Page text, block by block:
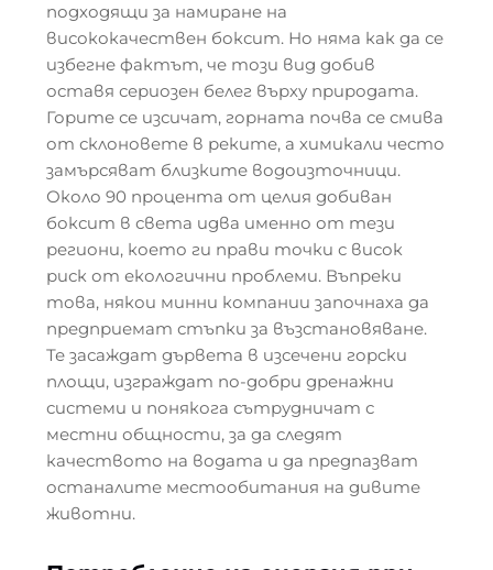
подходящи за намиране на
висококачествен боксит. Но няма как да се
избегне фактът, че този вид добив
оставя сериозен белег върху природата.
Горите се изсичат, горната почва се смива
от склоновете в реките, а химикали често
замърсяват близките водоизточници.
Около 90 процента от целия добиван
боксит в света идва именно от тези
региони, което ги прави точки с висок
риск от екологични проблеми. Въпреки
това, някои минни компании започнаха да
предприемат стъпки за възстановяване.
Те засаждат дървета в изсечени горски
площи, изграждат по-добри дренажни
системи и понякога сътрудничат с
местни общности, за да следят
качеството на водата и да предпазват
останалите местообитания на дивите
животни.